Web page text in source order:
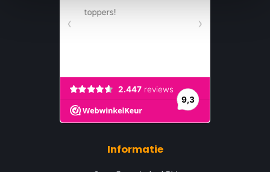
Informatie